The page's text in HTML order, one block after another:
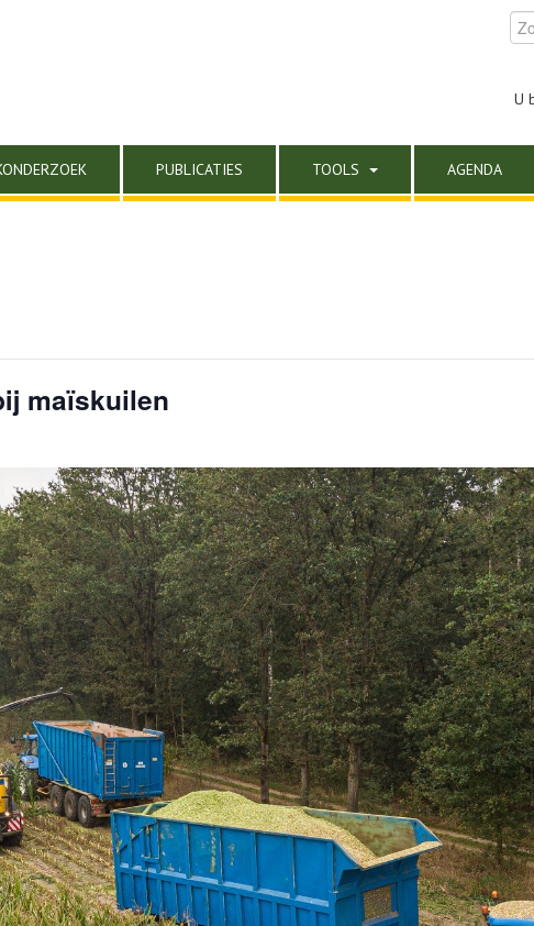
U
PUBLICATIES TOOLS AGENDA
maïskuilen